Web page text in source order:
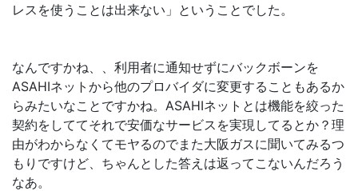
レスを使うことは出来ない」ということでした。
なんですかね、、利用者に通知せずにバックボーンを
ASAHIネットから他のプロバイダに変更することもあるか
らみたいなことですかね。ASAHIネットとは機能を絞った
契約をしててそれで安価なサービスを実現してるとか？理
由がわからなくてモヤるのでまた大阪ガスに聞いてみるつ
もりですけど、ちゃんとした答えは返ってこないんだろう
なあ。